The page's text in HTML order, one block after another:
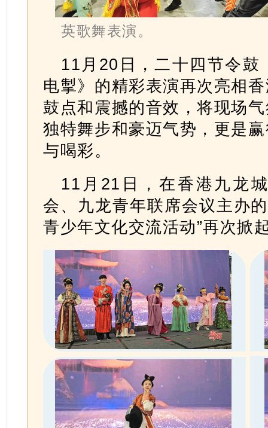
英歌舞表演。
11月20日，二十四节令鼓
电掣》的精彩表演再次亮相
鼓点和震撼的音效，将现场
独特舞步和豪迈气势，更是
与喝彩。
11月21日，在香港九龙
会、九龙青年联席会议主办
青少年文化交流活动”再次掀